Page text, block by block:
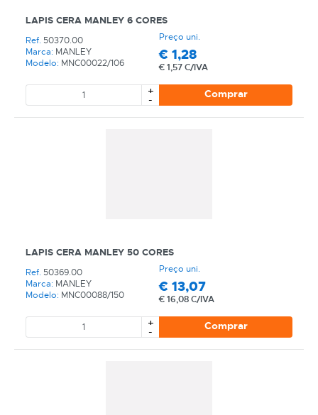
LAPIS CERA MANLEY 6 CORES
Ref. 50370.00
Marca: MANLEY
Modelo: MNC00022/106
Preço uni.
€ 1,28
€1,57 C/IVA
+
- Comprar
LAPIS CERA MANLEY 50 CORES
Ref. 50369.00
Marca: MANLEY
Modelo: MNC00088/150
Preço uni.
€ 13,07
€16,08 C/IVA
+
- Comprar
MARCA